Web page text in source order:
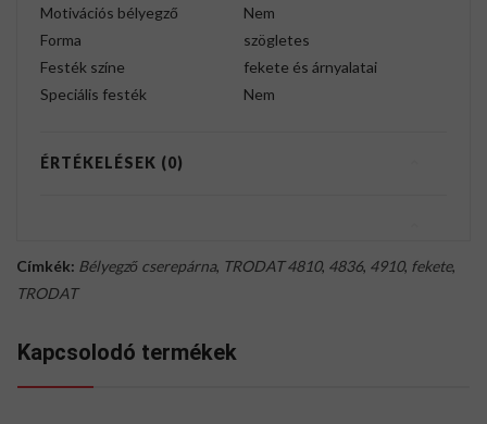
Motivációs bélyegző
Nem
Forma
szögletes
Festék színe
fekete és árnyalatai
Speciális festék
Nem
ÉRTÉKELÉSEK (0)
Címkék: Bélyegző cserepárna, TRODAT 4810, 4836, 4910, fekete,
TRODAT
Kapcsolodó termékek